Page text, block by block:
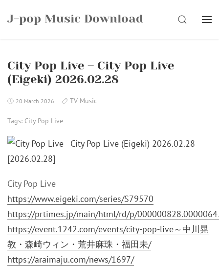
J-pop Music Download SEARCH
City Pop Live – City Pop Live
(Eigeki) 2026.02.28
20 March 2026 TV-Music
Tags: City Pop Live
City Pop Live
https://www.eigeki.com/series/S79570
https://prtimes.jp/main/html/rd/p/
https://event.1242.com/events/city-pop-live～中川晃
教・森崎ウィン・荒井麻珠・福田未/
https://araimaju.com/news/1697/